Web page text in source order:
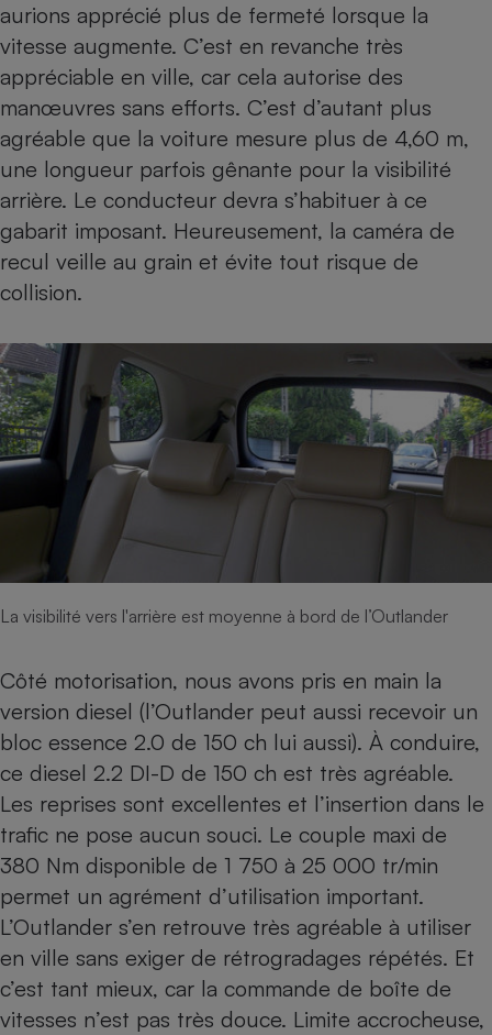
aurions apprécié plus de fermeté lorsque la
vitesse augmente. C’est en revanche très
appréciable en ville, car cela autorise des
manœuvres sans efforts. C’est d’autant plus
agréable que la voiture mesure plus de 4,60 m,
une longueur parfois gênante pour la visibilité
arrière. Le conducteur devra s’habituer à ce
gabarit imposant. Heureusement, la caméra de
recul veille au grain et évite tout risque de
collision.
La visibilité vers l'arrière est moyenne à bord de l’Outlander
Côté motorisation, nous avons pris en main la
version diesel (l’Outlander peut aussi recevoir un
bloc essence 2.0 de 150 ch lui aussi). À conduire,
ce diesel 2.2 DI-D de 150 ch est très agréable.
Les reprises sont excellentes et l’insertion dans le
trafic ne pose aucun souci. Le couple maxi de
380 Nm disponible de 1 750 à 25 000 tr/min
permet un agrément d’utilisation important.
L’Outlander s’en retrouve très agréable à utiliser
en ville sans exiger de rétrogradages répétés. Et
c’est tant mieux, car la commande de boîte de
vitesses n’est pas très douce. Limite accrocheuse,